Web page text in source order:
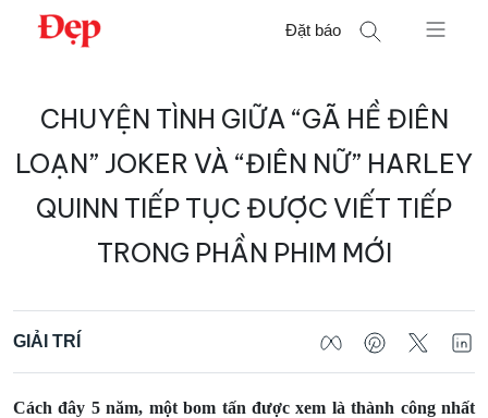
Chuyển
Đặt báo
kiếm
CHUYỆN TÌNH GIỮA “GÃ HỀ ĐIÊN
LOẠN” JOKER VÀ “ĐIÊN NỮ” HARLEY
QUINN TIẾP TỤC ĐƯỢC VIẾT TIẾP
TRONG PHẦN PHIM MỚI
GIẢI TRÍ
Cách đây 5 năm, một bom tấn được xem là thành công nhất